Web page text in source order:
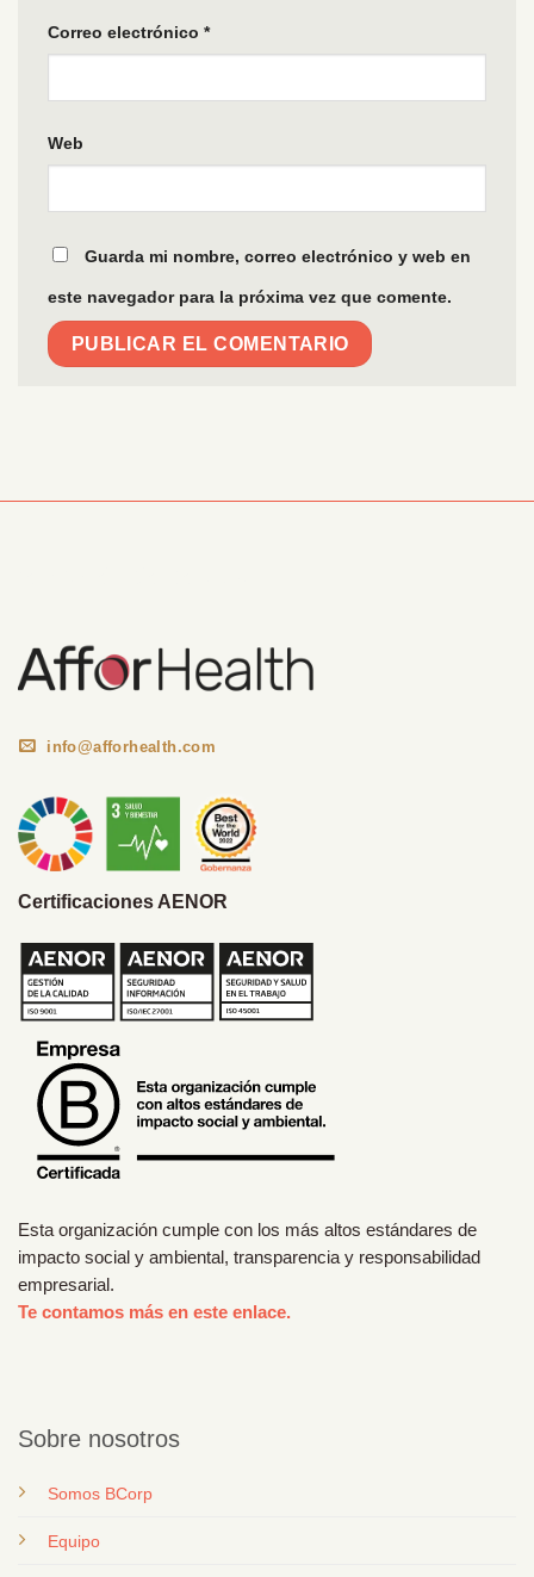
Correo electrónico *
Web
Guarda mi nombre, correo electrónico y web en
este navegador para la próxima vez que comente.
info@afforhealth.com
Certificaciones AENOR
Esta organización cumple con los más altos estándares de
impacto social y ambiental, transparencia y responsabilidad
empresarial.
Te contamos más en este enlace.
Sobre nosotros
Somos BCorp
Equipo